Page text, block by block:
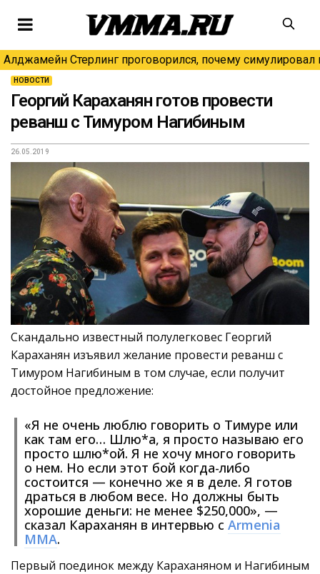
Алджамейн Стерлинг проговорился, почему симулировал
НОВОСТИ
Георгий Караханян готов провести
реванш с Тимуром Нагибиным
26.05.2019
Скандально известный полулегковес Георгий
Караханян изъявил желание провести реванш с
Тимуром Нагибиным в том случае, если получит
достойное предложение:
«Я не очень люблю говорить о Тимуре или
как там его… Шлю*а, я просто называю его
просто шлю*ой. Я не хочу много говорить
о нем. Но если этот бой когда-либо
состоится — конечно же я в деле. Я готов
драться в любом весе. Но должны быть
хорошие деньги: не менее $250,000», —
сказал Караханян в интервью с Armenia
MMA.
Первый поединок между Караханяном и Нагибиным